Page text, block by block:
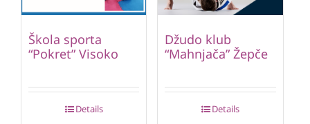
Škola sporta
“Pokret” Visoko
Details
Džudo klub
“Mahnjača” Žepče
Details